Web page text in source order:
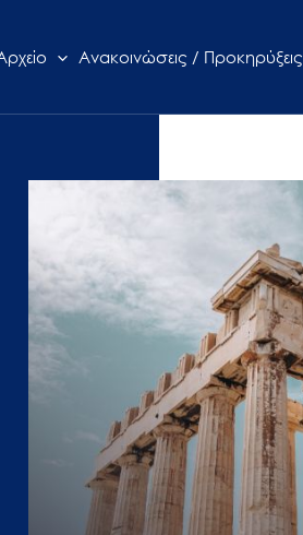
Ανακοινώσεις / Προκηρύξεις